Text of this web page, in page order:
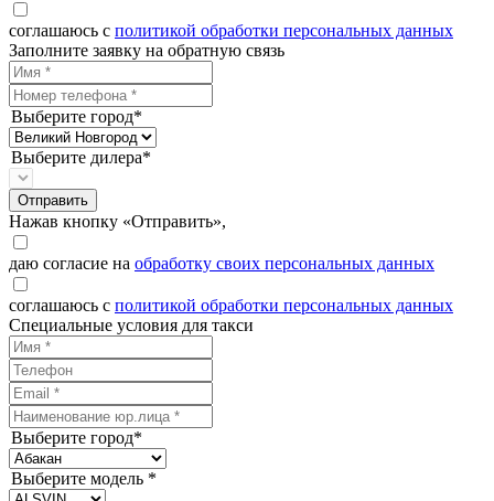
соглашаюсь с политикой обработки персональных данных
Заполните заявку на обратную связь
Выберите город*
Выберите дилера*
Отправить
Нажав кнопку «Отправить»,
даю согласие на обработку своих персональных данных
соглашаюсь с политикой обработки персональных данных
Специальные условия для такси
Выберите город*
Выберите модель *